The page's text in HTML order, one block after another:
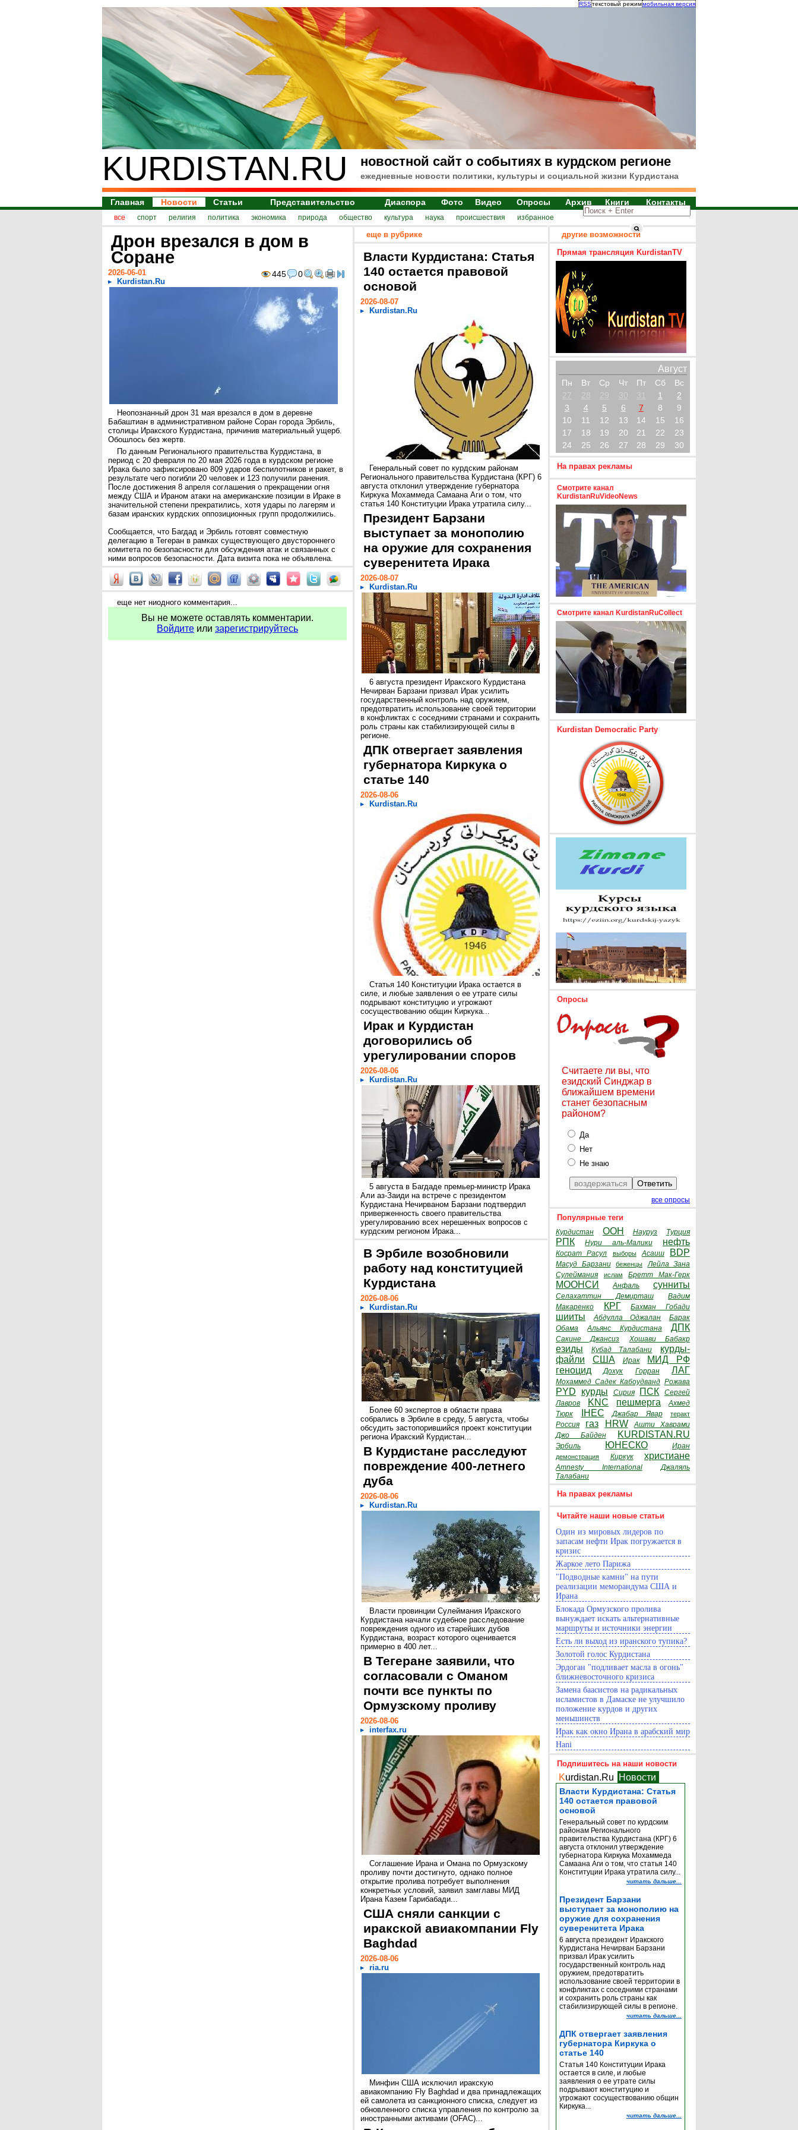
RSSтекстовый режиммобильная версия
KURDISTAN.RU новостной сайт о событиях в курдском регионе
ежедневные новости политики, культуры и социальной жизни Курдистана
Главная Новости Статьи Представительство Диаспора Фото Видео Опросы Архив Книги Контакты
все спорт религия политика экономика природа общество культура наука происшествия избранное
Дрон врезался в дом в
Соране
445 0
2026-06-01
Kurdistan.Ru
Неопознанный дрон 31 мая врезался в дом в деревне
Бабаштиан в административном районе Соран города Эрбиль,
столицы Иракского Курдистана, причинив материальный ущерб.
Обошлось без жертв.
По данным Регионального правительства Курдистана, в
период с 20 февраля по 20 мая 2026 года в курдском регионе
Ирака было зафиксировано 809 ударов беспилотников и ракет, в
результате чего погибли 20 человек и 123 получили ранения.
После достижения 8 апреля соглашения о прекращении огня
между США и Ираном атаки на американские позиции в Ираке в
значительной степени прекратились, хотя удары по лагерям и
базам иранских курдских оппозиционных групп продолжились.
Сообщается, что Багдад и Эрбиль готовят совместную
делегацию в Тегеран в рамках существующего двустороннего
комитета по безопасности для обсуждения атак и связанных с
ними вопросов безопасности. Дата визита пока не объявлена.
еще нет ниодного комментария...
Вы не можете оставлять комментарии.
Войдите или зарегистрируйтесь
еще в рубрике
Власти Курдистана: Статья
140 остается правовой
основой
2026-08-07
Kurdistan.Ru
Генеральный совет по курдским районам
Регионального правительства Курдистана (КРГ) 6
августа отклонил утверждение губернатора
Киркука Мохаммеда Самаана Аги о том, что
статья 140 Конституции Ирака утратила силу...
Президент Барзани
выступает за монополию
на оружие для сохранения
суверенитета Ирака
2026-08-07
Kurdistan.Ru
6 августа президент Иракского Курдистана
Нечирван Барзани призвал Ирак усилить
государственный контроль над оружием,
предотвратить использование своей территории
в конфликтах с соседними странами и сохранить
роль страны как стабилизирующей силы в
регионе.
ДПК отвергает заявления
губернатора Киркука о
статье 140
2026-08-06
Kurdistan.Ru
Статья 140 Конституции Ирака остается в
силе, и любые заявления о ее утрате силы
подрывают конституцию и угрожают
сосуществованию общин Киркука...
Ирак и Курдистан
договорились об
урегулировании споров
2026-08-06
Kurdistan.Ru
5 августа в Багдаде премьер-министр Ирака
Али аз-Заиди на встрече с президентом
Курдистана Нечирваном Барзани подтвердил
приверженность своего правительства
урегулированию всех нерешенных вопросов с
курдским регионом Ирака...
В Эрбиле возобновили
работу над конституцией
Курдистана
2026-08-06
Kurdistan.Ru
Более 60 экспертов в области права
собрались в Эрбиле в среду, 5 августа, чтобы
обсудить застопорившийся проект конституции
региона Иракский Курдистан...
В Курдистане расследуют
повреждение 400-летнего
дуба
2026-08-06
Kurdistan.Ru
Власти провинции Сулеймания Иракского
Курдистана начали судебное расследование
повреждения одного из старейших дубов
Курдистана, возраст которого оценивается
примерно в 400 лет...
В Тегеране заявили, что
согласовали с Оманом
почти все пункты по
Ормузскому проливу
2026-08-06
interfax.ru
Соглашение Ирана и Омана по Ормузскому
проливу почти достигнуто, однако полное
открытие пролива потребует выполнения
конкретных условий, заявил замглавы МИД
Ирана Казем Гарибабади...
США сняли санкции с
иракской авиакомпании Fly
Baghdad
2026-08-06
ria.ru
Минфин США исключил иракскую
авиакомпанию Fly Baghdad и два принадлежащих
ей самолета из санкционного списка, следует из
обновленного списка управления по контролю за
иностранными активами (OFAC)...
другие возможности
Прямая трансляция KurdistanTV
Август
Пн Вт Ср Чт Пт Сб
Вс
27
28 29 30 31 1
2
3
4 5 6 7 8
9
10
11 12 13 14 15
16
17
18 19 20 21 22
23
24
25 26 27 28 29 30
На правах рекламы
Смотрите канал
KurdistanRuVideoNews
Смотрите канал KurdistanRuCollect
Kurdistan Democratic Party
Опросы
Считаете ли вы, что
езидский Синджар в
ближайшем времени
станет безопасным
районом?
Да
Нет
Не знаю
все опросы
Популярные теги
Курдистан ООН Науруз Турция
РПК Нури аль-Малики нефть
Косрат Расул выборы Асаиш BDP
Масуд Барзани беженцы
Лейла Зана
Сулеймания
ислам Бретт Мак-Герк
МООНСИ Анфаль сунниты
Селахаттин Демирташ
Вадим
Макаренко
КРГ Бахман Гобади
шииты Абдулла Оджалан
Барак
Обама
Альянс Курдистана ДПК
Сакине Джансиз Хошави Бабакр
езиды Кубад Талабани
курды-
файли
США Ирак
МИД РФ
геноцид
Дохук Горран ЛАГ
Мохаммед Садек Кабоудванд Рожава
PYD курды Сирия ПСК
Сергей
Лавров
KNC пешмерга
Ахмед
Тюрк
IHEC Джабар Явар теракт
Россия газ HRW
Ашти Хаврами
Джо Байден
KURDISTAN.RU
Эрбиль ЮНЕСКО Иран
демонстрация Киркук христиане
Amnesty International
Джаляль
Талабани
На правах рекламы
Читайте наши новые статьи
Один из мировых лидеров по
запасам нефти Ирак погружается в
кризис
Жаркое лето Парижа
"Подводные камни" на пути
реализации меморандума США и
Ирана
Блокада Ормузского пролива
вынуждает искать альтернативные
маршруты и источники энергии
Есть ли выход из иранского тупика?
Золотой голос Курдистана
Эрдоган "подливает масла в огонь"
ближневосточного кризиса
Замена баасистов на радикальных
исламистов в Дамаске не улучшило
положение курдов и других
меньшинств
Ирак как окно Ирана в арабский мир
Hani
Подпишитесь на наши новости
Kurdistan.Ru Новости
Власти Курдистана: Статья
140 остается правовой
основой
Генеральный совет по курдским
районам Регионального
правительства Курдистана (КРГ) 6
августа отклонил утверждение
губернатора Киркука Мохаммеда
Самаана Аги о том, что статья 140
Конституции Ирака утратила силу...
читать дальше...
Президент Барзани
выступает за монополию на
оружие для сохранения
суверенитета Ирака
6 августа президент Иракского
Курдистана Нечирван Барзани
призвал Ирак усилить
государственный контроль над
оружием, предотвратить
использование своей территории в
конфликтах с соседними странами
и сохранить роль страны как
стабилизирующей силы в регионе.
читать дальше...
ДПК отвергает заявления
губернатора Киркука о
статье 140
Статья 140 Конституции Ирака
остается в силе, и любые
заявления о ее утрате силы
подрывают конституцию и
угрожают сосуществованию общин
Киркука...
читать дальше...